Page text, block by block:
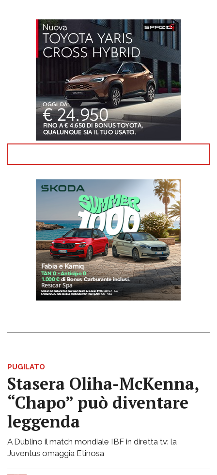
PUGILATO
Stasera Oliha-McKenna,
“Chapo” può diventare
leggenda
A Dublino il match mondiale IBF in diretta tv: la
Juventus omaggia Etinosa